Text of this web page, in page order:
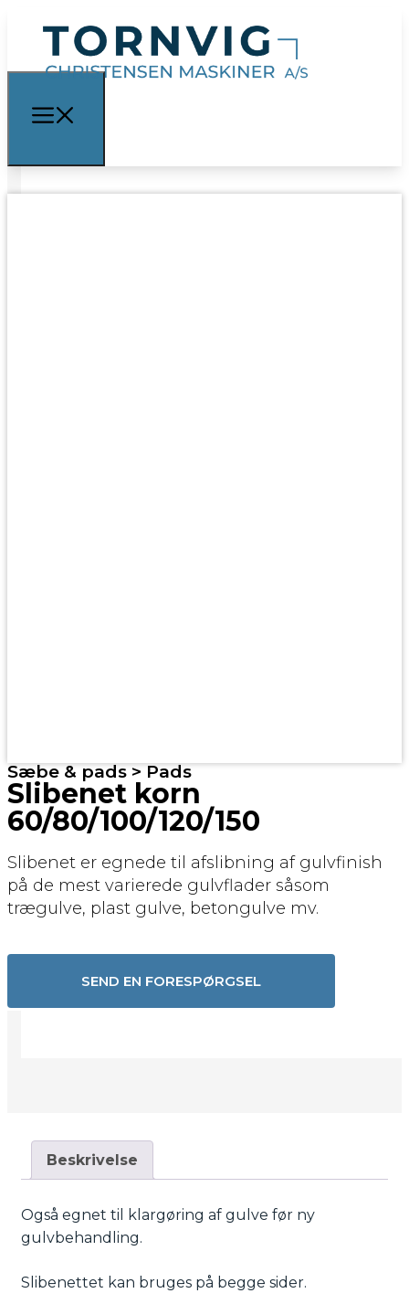
Sæbe & pads > Pads
Slibenet korn
60/80/100/120/150
Slibenet er egnede til afslibning af gulvfinish
på de mest varierede gulvflader såsom
trægulve, plast gulve, betongulve mv.
SEND EN FORESPØRGSEL
Beskrivelse
Også egnet til klargøring af gulve før ny
gulvbehandling.
Slibenettet kan bruges på begge sider.